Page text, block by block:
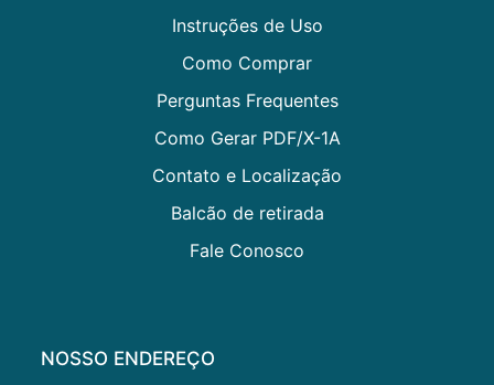
Instruções de Uso
Como Comprar
Perguntas Frequentes
Como Gerar PDF/X-1A
Contato e Localização
Balcão de retirada
Fale Conosco
NOSSO ENDEREÇO